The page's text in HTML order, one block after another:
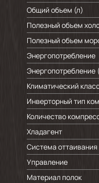
Общий объем (л)
Полезный объем
Полезный объем
Энергопотребление
Энергопотребление
Климатический класс
Инверторный тип
Количество
Хладагент
Система оттаивания
Управление
Материал полок